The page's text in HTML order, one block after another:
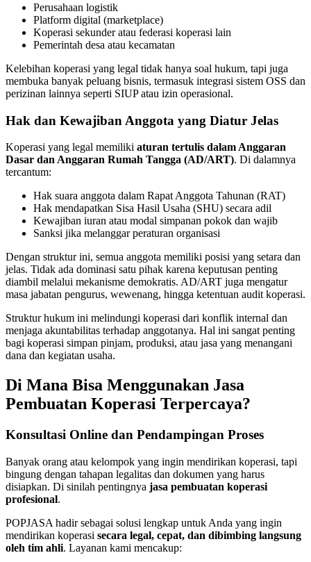
Perusahaan logistik
Platform digital (marketplace)
Koperasi sekunder atau federasi koperasi lain
Pemerintah desa atau kecamatan
Kelebihan koperasi yang legal tidak hanya soal hukum, tapi juga
membuka banyak peluang bisnis, termasuk integrasi sistem OSS dan
perizinan lainnya seperti SIUP atau izin operasional.
Hak dan Kewajiban Anggota yang Diatur Jelas
Koperasi yang legal memiliki aturan tertulis dalam Anggaran
Dasar dan Anggaran Rumah Tangga (AD/ART). Di dalamnya
tercantum:
Hak suara anggota dalam Rapat Anggota Tahunan (RAT)
Hak mendapatkan Sisa Hasil Usaha (SHU) secara adil
Kewajiban iuran atau modal simpanan pokok dan wajib
Sanksi jika melanggar peraturan organisasi
Dengan struktur ini, semua anggota memiliki posisi yang setara dan
jelas. Tidak ada dominasi satu pihak karena keputusan penting
diambil melalui mekanisme demokratis. AD/ART juga mengatur
masa jabatan pengurus, wewenang, hingga ketentuan audit koperasi.
Struktur hukum ini melindungi koperasi dari konflik internal dan
menjaga akuntabilitas terhadap anggotanya. Hal ini sangat penting
bagi koperasi simpan pinjam, produksi, atau jasa yang menangani
dana dan kegiatan usaha.
Di Mana Bisa Menggunakan Jasa
Pembuatan Koperasi Terpercaya?
Konsultasi Online dan Pendampingan Proses
Banyak orang atau kelompok yang ingin mendirikan koperasi, tapi
bingung dengan tahapan legalitas dan dokumen yang harus
disiapkan. Di sinilah pentingnya jasa pembuatan koperasi
profesional.
POPJASA hadir sebagai solusi lengkap untuk Anda yang ingin
mendirikan koperasi secara legal, cepat, dan dibimbing langsung
oleh tim ahli. Layanan kami mencakup: